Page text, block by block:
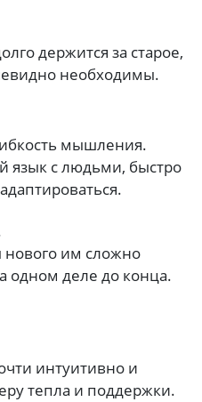
держится за старое,
необходимы.
мышления.
язык с людьми, быстро
им сложно
одном деле до конца.
интуитивно и
тепла и поддержки.